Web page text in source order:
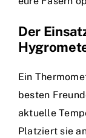
Der
Ein
besten
aktuelle
Platziert sie